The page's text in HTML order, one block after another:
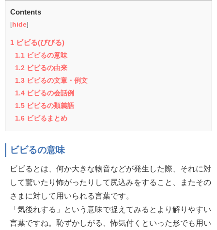
Contents
[ hide]
1 ビビる(びびる)
1.1 ビビるの意味
1.2 ビビるの由来
1.3 ビビるの文章・例文
1.4 ビビるの会話例
1.5 ビビるの類義語
1.6 ビビるまとめ
ビビるの意味
ビビるとは、何か大きな物音などが発生した際、それに対
して驚いたり怖がったりして尻込みをすること、またその
さまに対して用いられる言葉です。
「気後れする」という意味で捉えてみるとより解りやすい
言葉ですね。恥ずかしがる、怖気付くといった形でも用い